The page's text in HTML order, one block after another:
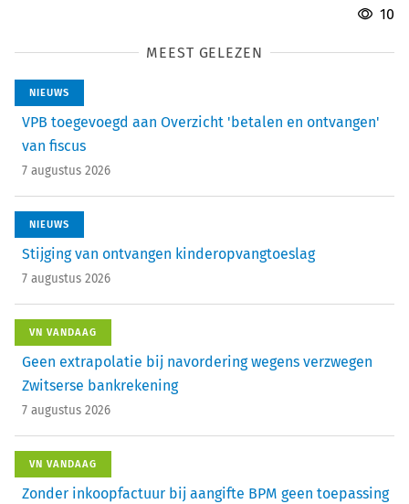
10
MEEST GELEZEN
NIEUWS
VPB toegevoegd aan Overzicht 'betalen en ontvangen'
van fiscus
7 augustus 2026
NIEUWS
Stijging van ontvangen kinderopvangtoeslag
7 augustus 2026
VN VANDAAG
Geen extrapolatie bij navordering wegens verzwegen
Zwitserse bankrekening
7 augustus 2026
VN VANDAAG
Zonder inkoopfactuur bij aangifte BPM geen toepassing